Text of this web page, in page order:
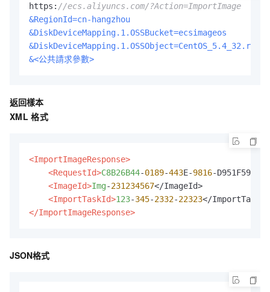
https: //ecs.aliyuncs.com/?Action=ImportImage
&RegionId=cn-hangzhou
&DiskDeviceMapping.1.OSSBucket=ecsimageos
&DiskDeviceMapping.1.OSSObject=CentOS_5.4_32.raw
&<公共請求參數>
返回樣本
XML 格式
<ImportImageResponse>
<RequestId>C8B26B44-0189-443E-9816-
<ImageId>Img-231234567</ImageId>
<ImportTaskId>123-345-2332-22323
</ImportImageResponse>
JSON格式